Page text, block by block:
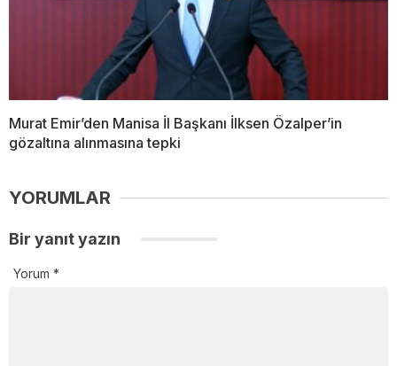
Murat Emir’den Manisa İl Başkanı İlksen Özalper’in
gözaltına alınmasına tepki
YORUMLAR
Bir yanıt yazın
Yorum *